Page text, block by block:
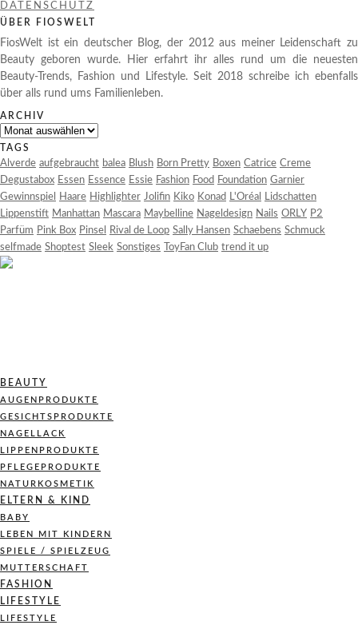
DATENSCHUTZ
ÜBER FIOSWELT
FiosWelt ist ein deutscher Blog, der 2012 aus meiner Leidenschaft zu
Beauty geboren wurde. Hier erfahrt ihr alles rund um die neuesten
Beauty-Trends, Fashion und Lifestyle. Seit 2018 schreibe ich ebenfalls
über alls rund ums Familienleben.
ARCHIV
Archiv
TAGS
Alverde aufgebraucht balea Blush Born Pretty Boxen Catrice Creme
Degustabox Essen Essence Essie Fashion Food Foundation Garnier
Gewinnspiel
Haare Highlighter Jolifin Kiko Konad L'Oréal
Lidschatten
Lippenstift Manhattan Mascara Maybelline Nageldesign Nails ORLY P2
Parfüm Pink Box Pinsel Rival de Loop Sally Hansen Schaebens Schmuck
selfmade Shoptest Sleek Sonstiges ToyFan Club trend it up
BEAUTY
AUGENPRODUKTE
GESICHTSPRODUKTE
NAGELLACK
LIPPENPRODUKTE
PFLEGEPRODUKTE
NATURKOSMETIK
ELTERN & KIND
BABY
LEBEN MIT KINDERN
SPIELE / SPIELZEUG
MUTTERSCHAFT
FASHION
LIFESTYLE
LIFESTYLE